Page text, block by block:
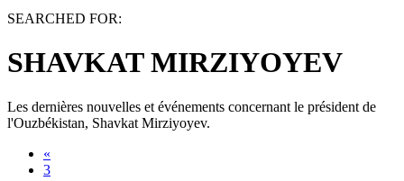
SEARCHED FOR:
SHAVKAT MIRZIYOYEV
Les dernières nouvelles et événements concernant le président de
l'Ouzbékistan, Shavkat Mirziyoyev.
«
3